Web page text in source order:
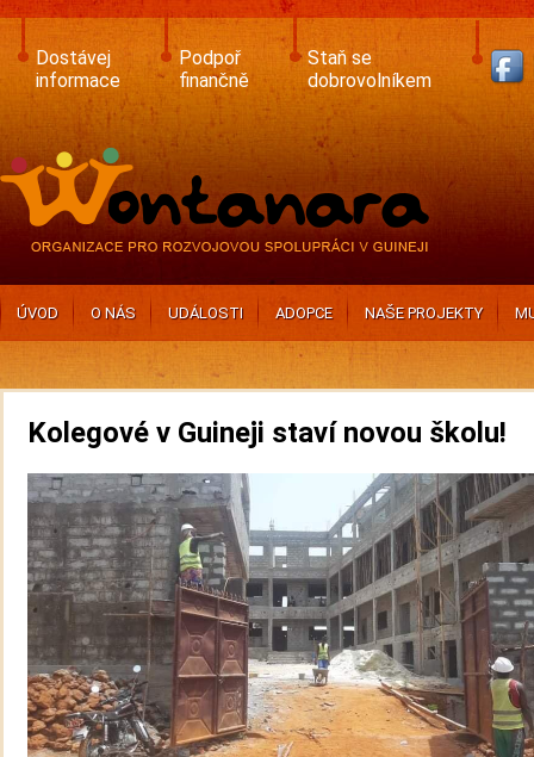
Skip
main
content
Dostávej
informace
Podpoř
finančně
Staň se
dobrovolníkem
ÚVOD O NÁS UDÁLOSTI ADOPCE NAŠE PROJEKTY
Kolegové v Guineji staví novou školu!